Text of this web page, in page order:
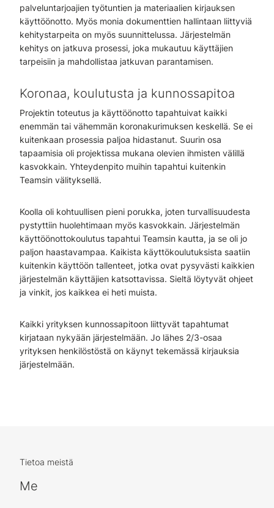
palveluntarjoajien työtuntien ja materiaalien kirjauksen
käyttöönotto. Myös monia dokumenttien hallintaan liittyviä
kehitystarpeita on myös suunnittelussa. Järjestelmän
kehitys on jatkuva prosessi, joka mukautuu käyttäjien
tarpeisiin ja mahdollistaa jatkuvan parantamisen.
Koronaa, koulutusta ja kunnossapitoa
Projektin toteutus ja käyttöönotto tapahtuivat kaikki
enemmän tai vähemmän koronakurimuksen keskellä. Se ei
kuitenkaan prosessia paljoa hidastanut. Suurin osa
tapaamisia oli projektissa mukana olevien ihmisten välillä
kasvokkain. Yhteydenpito muihin tapahtui kuitenkin
Teamsin välityksellä.
Koolla oli kohtuullisen pieni porukka, joten turvallisuudesta
pystyttiin huolehtimaan myös kasvokkain. Järjestelmän
käyttöönottokoulutus tapahtui Teamsin kautta, ja se oli jo
paljon haastavampaa. Kaikista käyttökoulutuksista saatiin
kuitenkin käyttöön tallenteet, jotka ovat pysyvästi kaikkien
järjestelmän käyttäjien katsottavissa. Sieltä löytyvät ohjeet
ja vinkit, jos kaikkea ei heti muista.
Kaikki yrityksen kunnossapitoon liittyvät tapahtumat
kirjataan nykyään järjestelmään. Jo lähes 2/3-osaa
yrityksen henkilöstöstä on käynyt tekemässä kirjauksia
järjestelmään.
Tietoa meistä
Me